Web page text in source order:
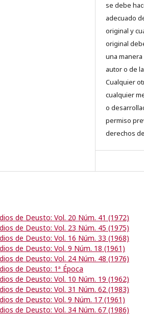
se debe
adecuado
original y
original
una
autor o de
Cualquier
cualquier
o
permiso
derechos
de Deusto: Vol. 20 Núm. 41 (1972)
de Deusto: Vol. 23 Núm. 45 (1975)
de Deusto: Vol. 16 Núm. 33 (1968)
de Deusto: Vol. 9 Núm. 18 (1961)
de Deusto: Vol. 24 Núm. 48 (1976)
de Deusto: 1ª Época
de Deusto: Vol. 10 Núm. 19 (1962)
de Deusto: Vol. 31 Núm. 62 (1983)
de Deusto: Vol. 9 Núm. 17 (1961)
de Deusto: Vol. 34 Núm. 67 (1986)